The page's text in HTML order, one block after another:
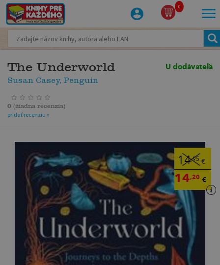
0
The Underworld
Susan Casey, Penguin
U dodávateľa
0 (žiadna recenzia)
pridať recenziu »
14,95 €
14,20 €